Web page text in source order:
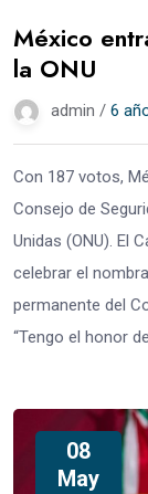
México
la ONU
admin / 6
Con 187 votos,
Consejo de
Unidas (ONU). El
celebrar el
permanente del
“Tengo el honor
08
May